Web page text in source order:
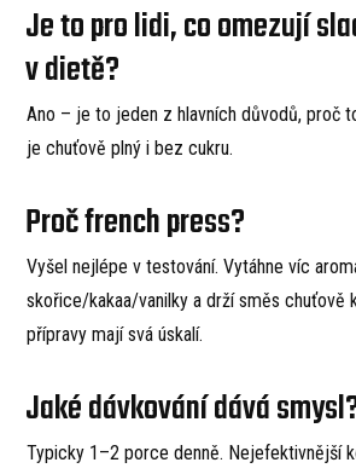
Je to pro lidi, co omezují
v dietě?
Ano – je to jeden z hlavních důvodů, proč
je chuťově plný i bez cukru.
Proč french press?
Vyšel nejlépe v testování. Vytáhne víc
skořice/kakaa/vanilky a drží směs chuťově
přípravy mají svá úskalí.
Jaké dávkování dává
Typicky 1–2 porce denně. Nejefektivnější